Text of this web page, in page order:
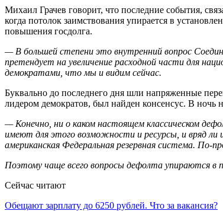
Михаил Грачев говорит, что последние события,
когда потолок заимствования упирается в
повышения госдолга.
— В большей степени это внутренний вопрос
претендует на увеличение расходной части для
демократами, что мы и видим сейчас.
Буквально до последнего дня шли напряженные
лидером демократов, был найден консенсус. В ночь
— Конечно, ни о каком настоящем классическом
имеют для этого возможности и ресурсы, и вряд
американская Федеральная резервная система. По-
Поэтому чаще всего вопросы дефолта упираются в
Сейчас читают
Обещают зарплату до 6250 рублей. Что за вакансия?